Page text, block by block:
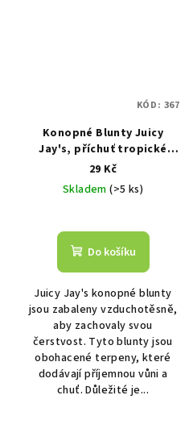
Konopné Blunty Juicy
Jay's, příchuť tropické
ovoce, 2ks v balení
29 Kč
Skladem(>5 ks)
Do košíku
Juicy Jay's konopné blunty
jsou zabaleny vzduchotěsně,
aby zachovaly svou
čerstvost. Tyto blunty jsou
obohacené terpeny, které
dodávají příjemnou vůni a
chuť. Důležité je...
KÓD: 367